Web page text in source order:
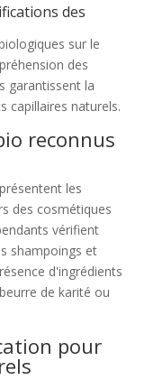
des
sur le
des
garantissent la
capillaires naturels.
reconnus
les
des cosmétiques
vérifient
shampoings et
d'ingrédients
de karité ou
pour